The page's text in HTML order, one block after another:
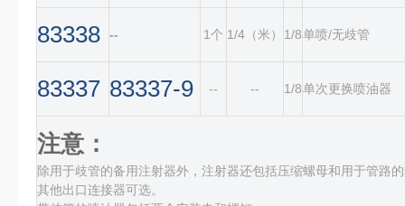
83338 -- 1个 1/4（米） 1/8单喷/无歧管
83337 83337-9 -- -- 1/8单次更换喷油器
注意：
除用于歧管的备用注射器外，注射器还包括压缩螺母和用于管路
其他出口连接器可选。